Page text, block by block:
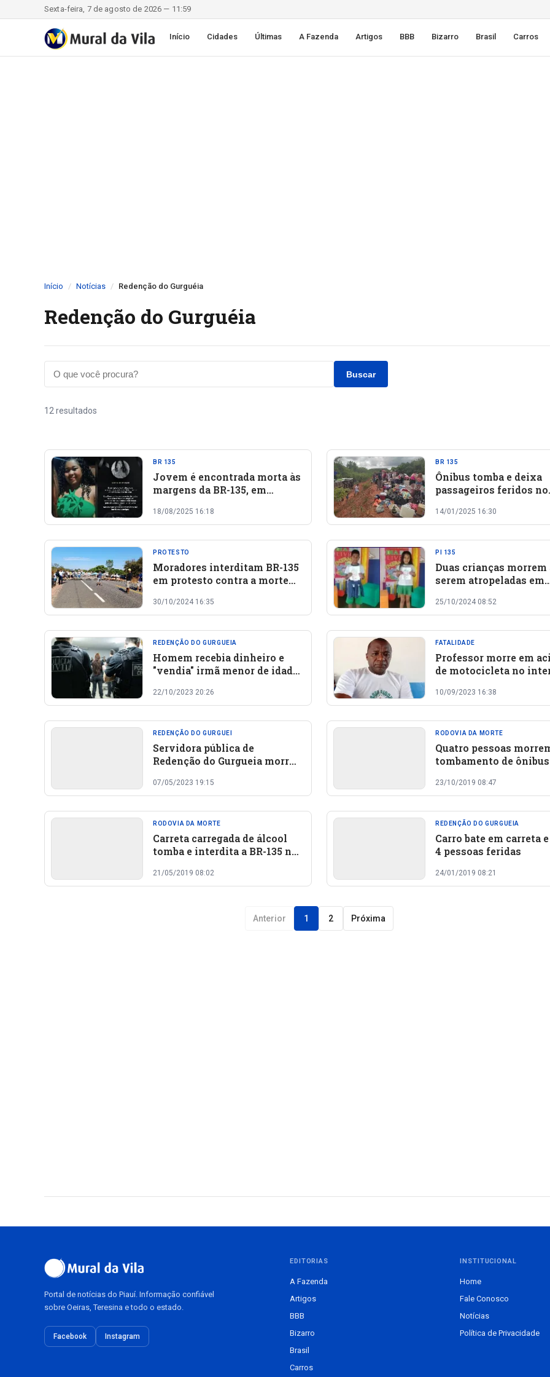
Sexta-feira, 7 de agosto de 2026 — 11:59
Início Cidades Últimas A Fazenda Artigos BBB Bizarro Brasil Carros
Início Notícias Redenção do Gurguéia
Redenção do Gurguéia
Buscar
12 resultados
BR 135
Jovem é encontrada morta às
margens da BR-135, em
18/08/2025 16:18
BR 135
Ônibus tomba e deixa
passageiros feridos no
apenas neste ano
14/01/2025 16:30
PROTESTO
Moradores interditam BR-135
em protesto contra a morte
Redenção do Gurgueia, no sul
do Piauí
30/10/2024 16:35
PI 135
Duas crianças morrem
serem atropeladas em
Piauí
25/10/2024 08:52
REDENÇÃO DO GURGUEIA
Homem recebia dinheiro e
"vendia" irmã menor de idade
do Piauí
22/10/2023 20:26
FATALIDADE
Professor morre em
de motocicleta no
10/09/2023 16:38
REDENÇÃO DO GURGUEI
Servidora pública de
Redenção do Gurgueia morre
07/05/2023 19:15
RODOVIA DA MORTE
Quatro pessoas
tombamento de ônibus
23/10/2019 08:47
RODOVIA DA MORTE
Carreta carregada de álcool
tomba e interdita a BR-135 no
21/05/2019 08:02
REDENÇÃO DO GURGUEIA
Carro bate em carreta
4 pessoas feridas
24/01/2019 08:21
Anterior 1 2 Próxima
Portal de notícias do Piauí. Informação confiável
sobre Oeiras, Teresina e todo o estado.
Facebook Instagram
EDITORIAS
A Fazenda
Artigos
BBB
Bizarro
Brasil
Carros
INSTITUCIONAL
Home
Fale Conosco
Notícias
Política de Privacidade